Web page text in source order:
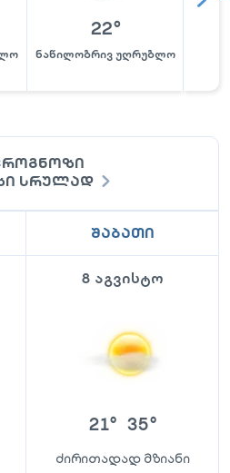
22°
ნაწილობრივ უღრუბლო
სრულად
შაბათი
8 აგვისტო
21° 35°
ძირითადად მზიანი